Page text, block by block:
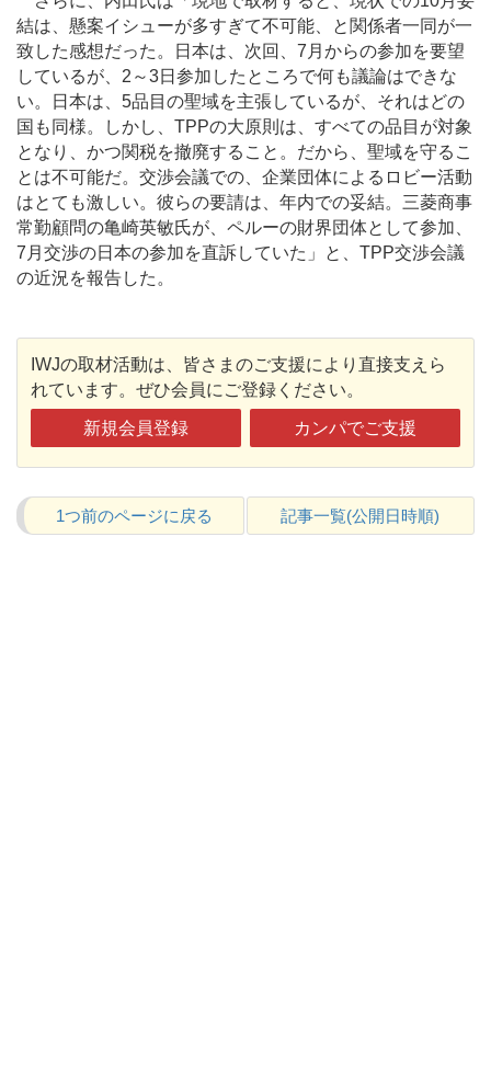
結は、懸案イシューが多すぎて不可能、と関係者一同が一
致した感想だった。日本は、次回、7月からの参加を要望
しているが、2～3日参加したところで何も議論はできな
い。日本は、5品目の聖域を主張しているが、それはどの
国も同様。しかし、TPPの大原則は、すべての品目が対象
となり、かつ関税を撤廃すること。だから、聖域を守るこ
とは不可能だ。交渉会議での、企業団体によるロビー活動
はとても激しい。彼らの要請は、年内での妥結。三菱商事
常勤顧問の亀崎英敏氏が、ペルーの財界団体として参加、
7月交渉の日本の参加を直訴していた」と、TPP交渉会議
の近況を報告した。
IWJの取材活動は、皆さまのご支援により直接支えら
れています。ぜひ会員にご登録ください。
新規会員登録 カンパでご支援
1つ前のページに戻る 記事一覧(公開日時順)